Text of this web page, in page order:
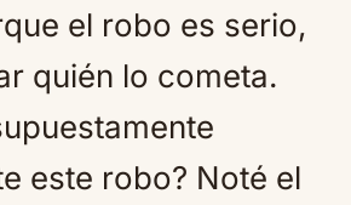
el robo es serio,
quién lo cometa.
este robo? Noté el